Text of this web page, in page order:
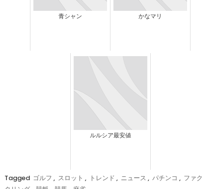
青シャン かなマリ
ルルシア最安値
Tagged ゴルフ , スロット , トレンド , ニュース , パチンコ , ファク